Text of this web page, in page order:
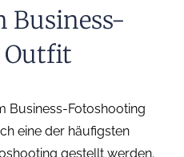
Business-
Outfit
Business-Fotoshooting
eine der häufigsten
gestellt werden.